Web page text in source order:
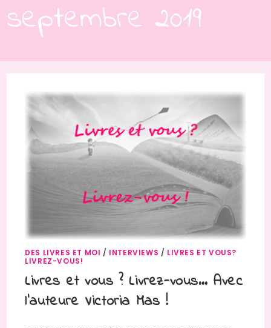
septembre 2019
DES LIVRES ET MOI / INTERVIEWS / LIVRES ET VOUS?
LIVREZ-VOUS!
Livres et vous ? Livrez-vous… Avec
l’auteure Victoria Mas !